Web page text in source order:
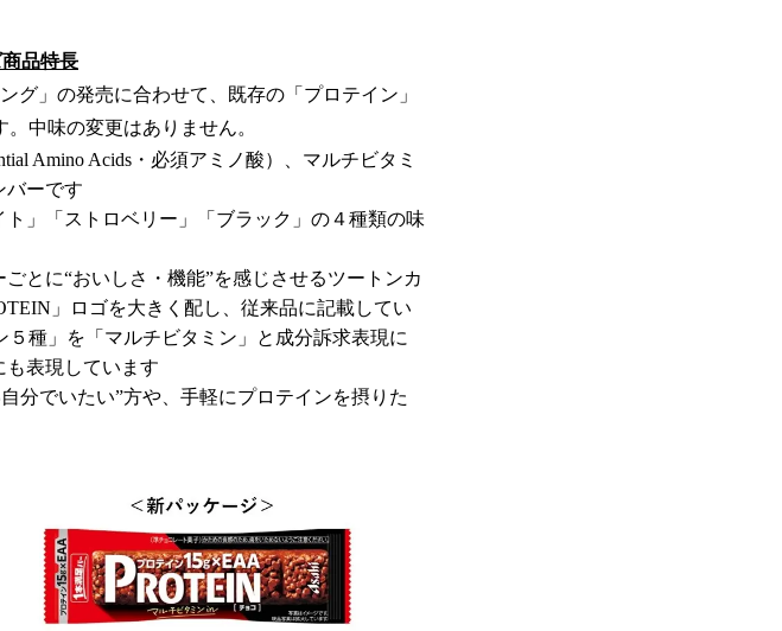
品特長
」の発売に合わせて、既存の「プロテイン」
中味の変更はありません。
Amino Acids・必須アミノ酸）、マルチビタミ
バーです
」「ストロベリー」「ブラック」の４種類の味
とに“おいしさ・機能”を感じさせるツートンカ
」ロゴを大きく配し、従来品に記載してい
種」を「マルチビタミン」と成分訴求表現に
表現しています
分でいたい”方や、手軽にプロテインを摂りた